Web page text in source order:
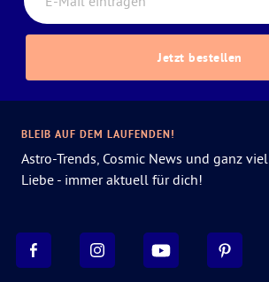
Jetzt bestellen
BLEIB AUF DEM LAUFENDEN!
Astro-Trends, Cosmic News und ganz viel
Liebe - immer aktuell für dich!